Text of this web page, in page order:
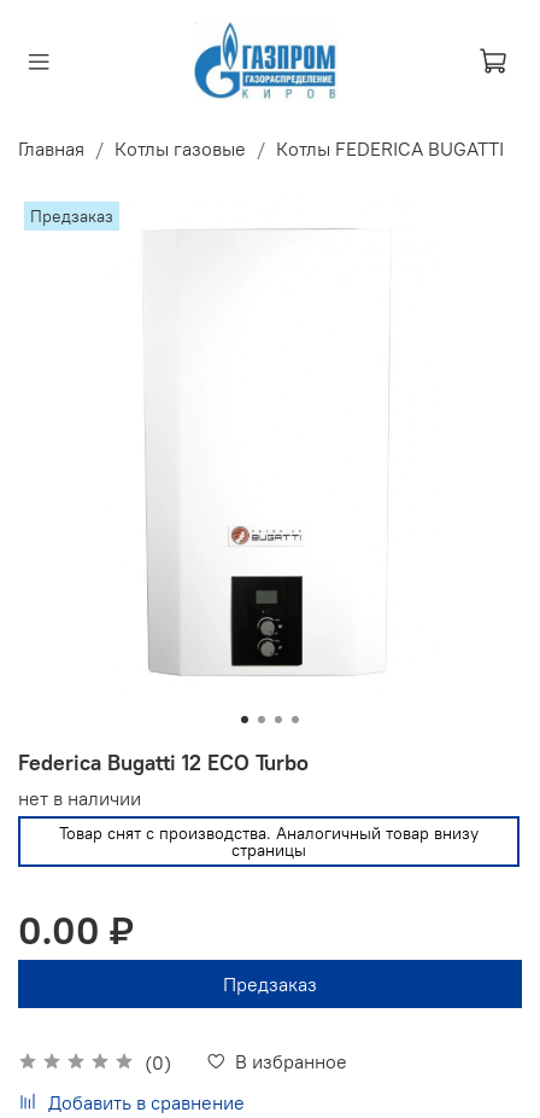
Главная Котлы газовые Котлы FEDERICA BUGATTI
Предзаказ
Federica Bugatti 12 ECO Turbo
(0)
В избранное
Добавить в сравнение
нет в наличии
Товар снят с производства. Аналогичный товар внизу
страницы
0.00 ₽
Предзаказ